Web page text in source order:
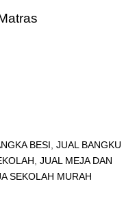
BESI JUAL BANGKU
JUAL MEJA DAN
SEKOLAH MURAH